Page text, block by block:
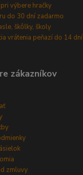
výbere hračky
do 30 dní zadarmo
škôlky, školy
vrátenia peňazí do 14 dní
zákazníkov
zmluvy